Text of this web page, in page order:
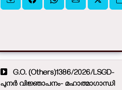
G.O. (Others)1386/2026/LSGD-
പുനർ വിജ്ഞാപനം- മഹാത്മാഗാന്ധി